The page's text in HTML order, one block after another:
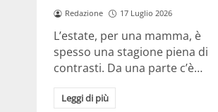
Redazione 17 Luglio 2026
L’estate, per una mamma, è
spesso una stagione piena di
contrasti. Da una parte c’è…
Leggi di più